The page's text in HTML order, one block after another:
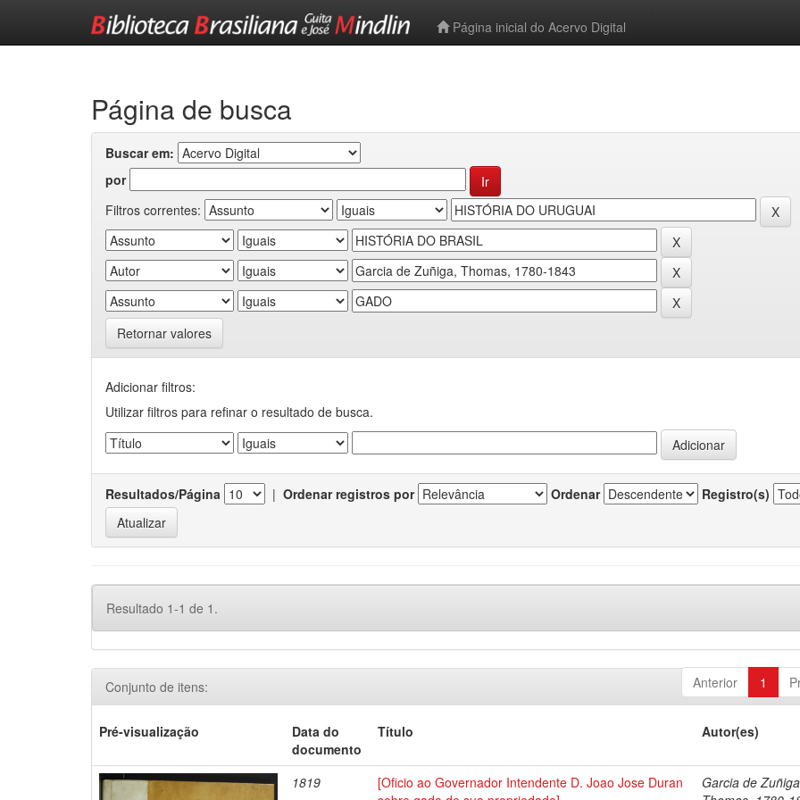
Página inicial do Acervo Digital
Página de busca
Buscar em:
por
Filtros correntes:
Retornar valores
Adicionar filtros:
Utilizar filtros para refinar o resultado de busca.
Resultados/Página | Ordenar registros por Ordenar Registro(s)
Resultado 1-1 de 1.
Anterior 1
Conjunto de itens:
Pré-visualização
Data do
documento
Título Autor(es)
1819
[Oficio ao Governador Intendente D. Joao Jose Duran
Garcia de